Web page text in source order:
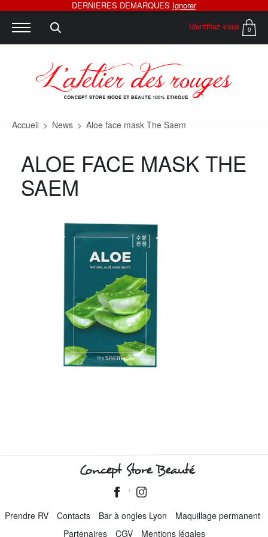
Identifiez-vous 0
Accueil > News > Aloe face mask The Saem
ALOE FACE MASK THE
SAEM
Concept Store Beauté
Prendre RV Contacts Bar à ongles Lyon
Maquillage permanent
Partenaires
CGV Mentions légales
DERNIERES DEMARQUES Ignorer